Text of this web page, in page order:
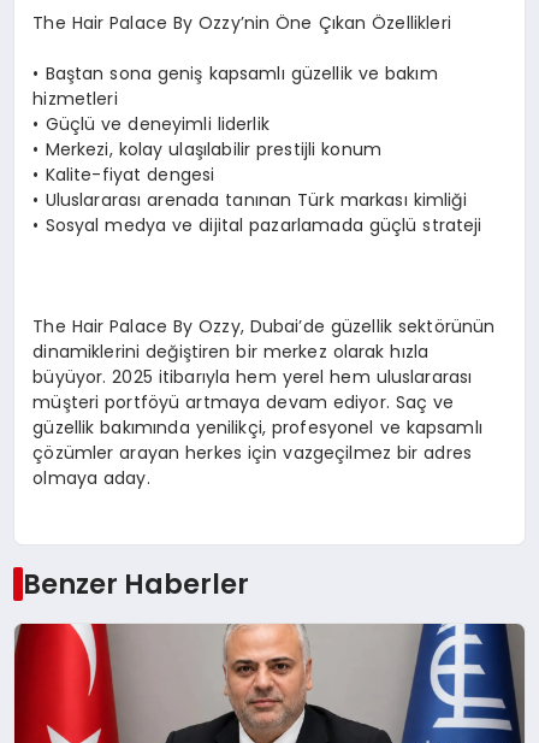
The Hair Palace By Ozzy’nin Öne Çıkan Özellikleri
•⁠ ⁠Baştan sona geniş kapsamlı güzellik ve bakım
hizmetleri
•⁠ ⁠Güçlü ve deneyimli liderlik
•⁠ ⁠Merkezi, kolay ulaşılabilir prestijli konum
•⁠ ⁠Kalite-fiyat dengesi
•⁠ ⁠Uluslararası arenada tanınan Türk markası kimliği
•⁠ ⁠Sosyal medya ve dijital pazarlamada güçlü strateji
The Hair Palace By Ozzy, Dubai’de güzellik sektörünün
dinamiklerini değiştiren bir merkez olarak hızla
büyüyor. 2025 itibarıyla hem yerel hem uluslararası
müşteri portföyü artmaya devam ediyor. Saç ve
güzellik bakımında yenilikçi, profesyonel ve kapsamlı
çözümler arayan herkes için vazgeçilmez bir adres
olmaya aday.
Benzer Haberler